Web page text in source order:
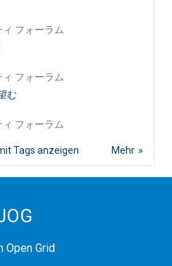
フォーラム
フォーラム
む
フォーラム
Mehr
Tags anzeigen
Open Grid